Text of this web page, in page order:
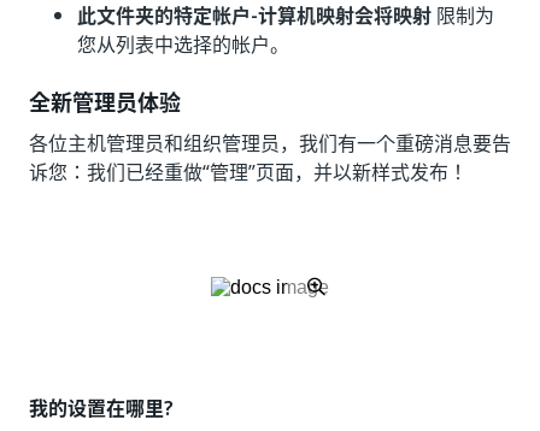
此文件夹的特定帐户-计算机映射会将映射 限制为
您从列表中选择的帐户。
全新管理员体验
各位主机管理员和组织管理员，我们有一个重磅消息要告
诉您：我们已经重做“管理”页面，并以新样式发布！
我的设置在哪里?